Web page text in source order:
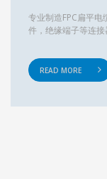
专业制造FPC扁平电
件，绝缘端子等连接
READ MORE